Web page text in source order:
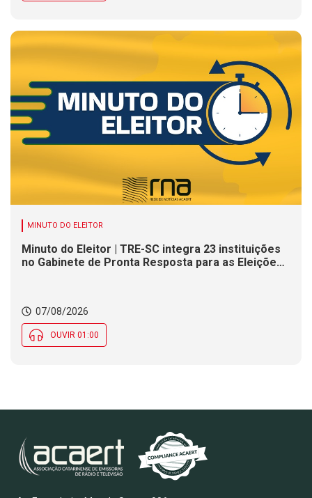
MINUTO DO ELEITOR
Minuto do Eleitor | TRE-SC integra 23 instituições
no Gabinete de Pronta Resposta para as Eleições
07/08/2026
OUVIR 01:00